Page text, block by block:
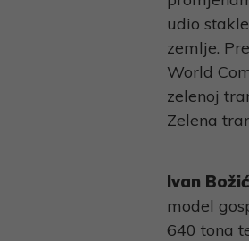
udio
zemlje.
World
zelenoj
Zelena
Ivan Božić
model
640 tona